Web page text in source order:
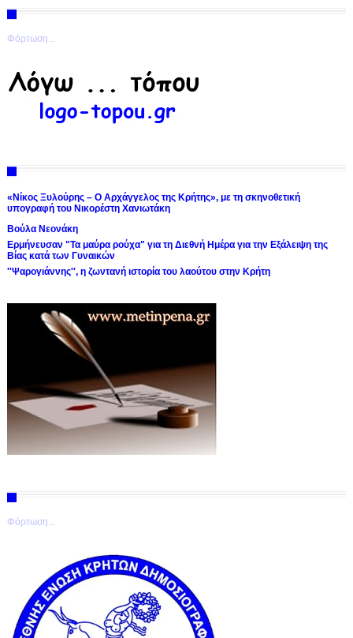
Φόρτωση...
«Νίκος Ξυλούρης – Ο Αρχάγγελος της Κρήτης», με τη σκηνοθετική
υπογραφή του Νικορέστη Χανιωτάκη
Βούλα Νεονάκη
Ερμήνευσαν "Τα μαύρα ρούχα" για τη Διεθνή Ημέρα για την Εξάλειψη της
Βίας κατά των Γυναικών
''Ψαρογιάννης'', η ζωντανή ιστορία του λαούτου στην Κρήτη
Φόρτωση...